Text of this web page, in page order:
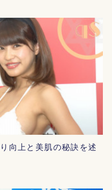
向上と美肌の秘訣を述